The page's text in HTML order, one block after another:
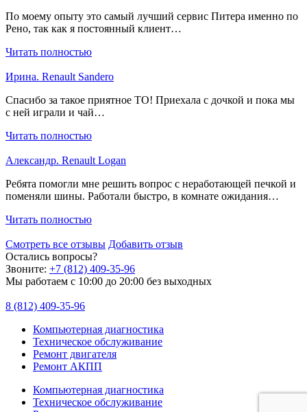
По моему опыту это самый лучший сервис Питера именно по
Рено, так как я постоянный клиент…
Читать полностью
Ирина. Renault Sandero
Спасибо за такое приятное ТО! Приехала с дочкой и пока мы
с ней играли и чай…
Читать полностью
Александр. Renault Logan
Ребята помогли мне решить вопрос с неработающей печкой и
поменяли шины. Работали быстро, в комнате ожидания…
Читать полностью
Смотреть все отзывы Добавить отзыв
Остались вопросы?
Звоните: +7 (812) 409-35-96
Мы работаем с 10:00 до 20:00 без выходных
8 (812) 409-35-96
Компьютерная диагностика
Техническое обслуживание
Ремонт двигателя
Ремонт АКПП
Компьютерная диагностика
Техническое обслуживание